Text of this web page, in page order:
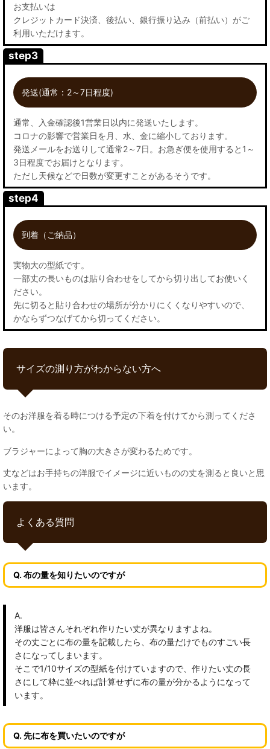
お支払いは
クレジットカード決済、後払い、銀行振り込み（前払い）がご
利用いただけます。
step3
発送(通常：2～7日程度)
通常、入金確認後1営業日以内に発送いたします。
コロナの影響で営業日を月、水、金に縮小しております。
発送メールをお送りして通常2～7日。お急ぎ便を使用すると1～
3日程度でお届けとなります。
ただし天候などで日数が変更すことがあるそうです。
step4
到着（ご納品）
実物大の型紙です。
一部丈の長いものは貼り合わせをしてから切り出してお使いく
ださい。
先に切ると貼り合わせの場所が分かりにくくなりやすいので、
かならずつなげてから切ってください。
サイズの測り方がわからない方へ
そのお洋服を着る時につける予定の下着を付けてから測ってくださ
い。
ブラジャーによって胸の大きさが変わるためです。
丈などはお手持ちの洋服でイメージに近いものの丈を測ると良いと思
います。
よくある質問
Q. 布の量を知りたいのですが
A.
洋服は皆さんそれぞれ作りたい丈が異なりますよね。
その丈ごとに布の量を記載したら、布の量だけでものすごい長
さになってしまいます。
そこで1/10サイズの型紙を付けていますので、作りたい丈の長
さにして枠に並べれば計算せずに布の量が分かるようになって
います。
Q. 先に布を買いたいのですが